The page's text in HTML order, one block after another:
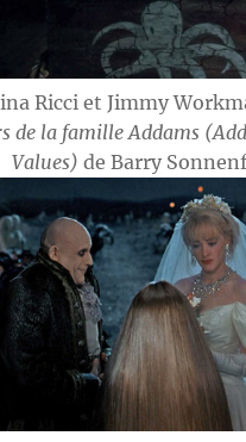
Ricci et Jimmy
de la famille Addams
Values) de Barry